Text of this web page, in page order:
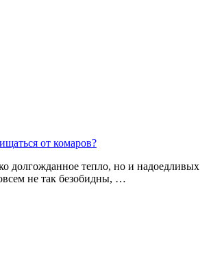
от комаров?
долгожданное тепло, но и надоедливых
не так безобидны, …